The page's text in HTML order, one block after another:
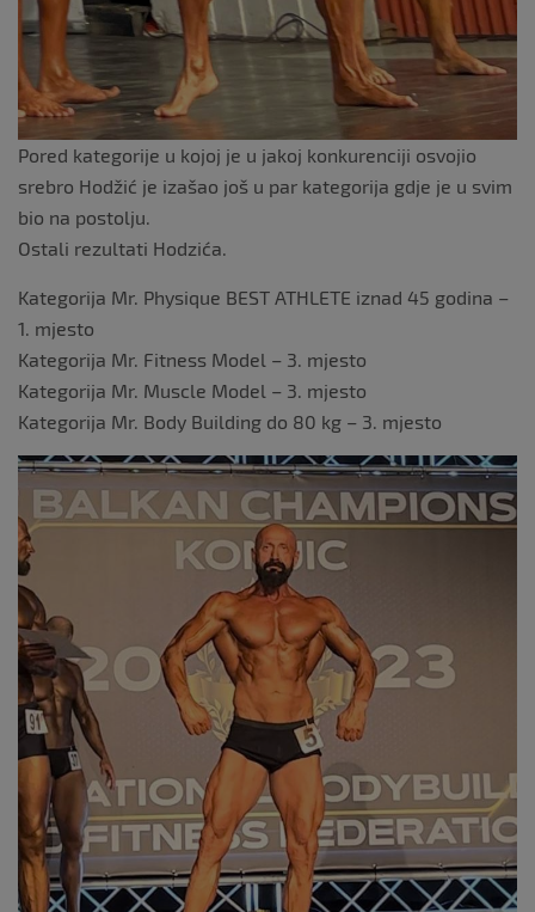
Pored kategorije u kojoj je u jakoj konkurenciji osvojio
srebro Hodžić je izašao još u par kategorija gdje je u svim
bio na postolju.
Ostali rezultati Hodzića.
Kategorija Mr. Physique BEST ATHLETE iznad 45 godina –
1. mjesto
Kategorija Mr. Fitness Model – 3. mjesto
Kategorija Mr. Muscle Model – 3. mjesto
Kategorija Mr. Body Building do 80 kg – 3. mjesto